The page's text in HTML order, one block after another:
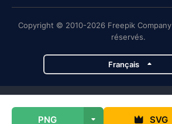
PNG SVG
Copyright © 2010-2026 Freepik
réservés.
Français